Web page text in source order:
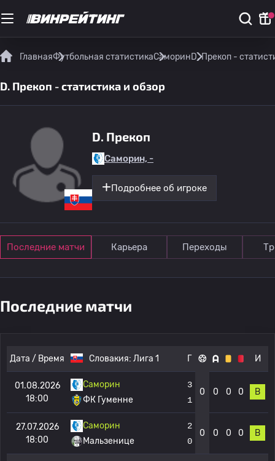
ГлавнаяФутбольная статистикаСаморинD. Прекоп -
D. Прекоп - статистика и обзор
D. Прекоп
Саморин, -
Подробнее об игроке
Последние матчи Карьера Переходы
Последние матчи
Дата / Время Словакия: Лига 1 Г И
01.08.2026
18:00
Саморин
ФК Гуменне
3
1
0 0 0 0 В
27.07.2026
18:00
Саморин
Мальзенице
2
0
0 0 0 0 В